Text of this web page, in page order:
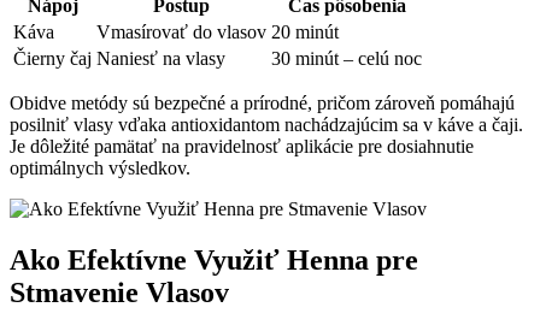
Nápoj Postup
Čas pôsobenia
Káva
Vmasírovať‍ do⁢ vlasov 20 minút
Čierny čaj Naniesť na vlasy 30 minút – celú noc
Obidve metódy ‍sú bezpečné a prírodné, pričom zároveň⁢ pomáhajú
posilniť vlasy⁤ vďaka⁤ antioxidantom nachádzajúcim sa v káve a čaji.
Je dôležité pamätať na ⁤pravidelnosť⁣ aplikácie⁤ pre dosiahnutie
⁤optimálnych výsledkov.
Ako ‍Efektívne Využiť Henna pre
‌Stmavenie Vlasov